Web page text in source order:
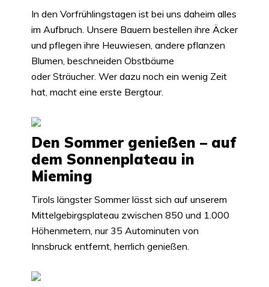
In den Vorfrühlingstagen ist bei uns daheim alles
im Aufbruch. Unsere Bauern bestellen ihre Äcker
und pflegen ihre Heuwiesen, andere pflanzen
Blumen, beschneiden Obstbäume
oder Sträucher. Wer dazu noch ein wenig Zeit
hat, macht eine erste Bergtour.
Den Sommer genießen – auf
dem Sonnenplateau in
Mieming
Tirols längster Sommer lässt sich auf unserem
Mittelgebirgsplateau zwischen 850 und 1.000
Höhenmetern, nur 35 Autominuten von
Innsbruck entfernt, herrlich genießen.